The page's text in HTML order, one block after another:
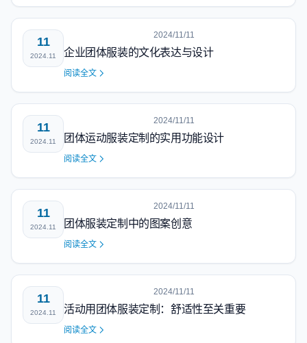
11
2024.11
2024/11/11
企业团体服装的文化表达与设计
阅读全文
11
2024.11
2024/11/11
团体运动服装定制的实用功能设计
阅读全文
11
2024.11
2024/11/11
团体服装定制中的图案创意
阅读全文
11
2024.11
2024/11/11
活动用团体服装定制：舒适性至关重要
阅读全文